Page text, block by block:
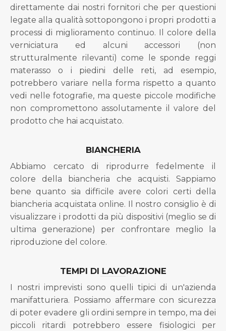
direttamente dai nostri fornitori che per questioni
legate alla qualità sottopongono i propri prodotti a
processi di miglioramento continuo. Il colore della
verniciatura ed alcuni accessori (non
strutturalmente rilevanti) come le sponde reggi
materasso o i piedini delle reti, ad esempio,
potrebbero variare nella forma rispetto a quanto
vedi nelle fotografie, ma queste piccole modifiche
non compromettono assolutamente il valore del
prodotto che hai acquistato.
BIANCHERIA
Abbiamo cercato di riprodurre fedelmente il
colore della biancheria che acquisti. Sappiamo
bene quanto sia difficile avere colori certi della
biancheria acquistata online. Il nostro consiglio è di
visualizzare i prodotti da più dispositivi (meglio se di
ultima generazione) per confrontare meglio la
riproduzione del colore.
TEMPI DI LAVORAZIONE
I nostri imprevisti sono quelli tipici di un'azienda
manifatturiera. Possiamo affermare con sicurezza
di poter evadere gli ordini sempre in tempo, ma dei
piccoli ritardi potrebbero essere fisiologici per